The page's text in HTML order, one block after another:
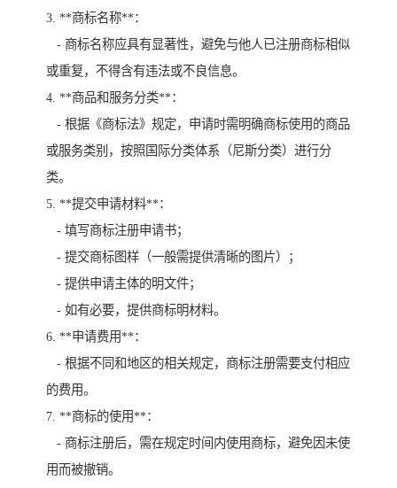
3. **商标名称**：
- 商标名称应具有显著性，避免与他人已注册商标相似
或重复，不得含有违法或不良信息。
4. **商品和服务分类**：
- 根据《商标法》规定，申请时需明确商标使用的商品
或服务类别，按照国际分类体系（尼斯分类）进行分
类。
5. **提交申请材料**：
- 填写商标注册申请书；
- 提交商标图样（一般需提供清晰的图片）；
- 提供申请主体的明文件；
- 如有必要，提供商标明材料。
6. **申请费用**：
- 根据不同和地区的相关规定，商标注册需要支付相应
的费用。
7. **商标的使用**：
- 商标注册后，需在规定时间内使用商标，避免因未使
用而被撤销。